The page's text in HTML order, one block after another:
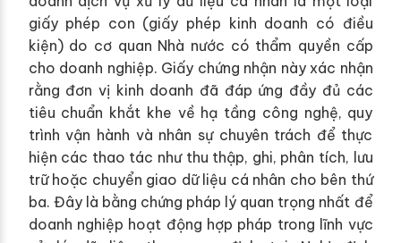
giấy phép con (giấy phép kinh doanh có điều
kiện) do cơ quan Nhà nước có thẩm quyền cấp
cho doanh nghiệp. Giấy chứng nhận này xác nhận
rằng đơn vị kinh doanh đã đáp ứng đầy đủ các
tiêu chuẩn khắt khe về hạ tầng công nghệ, quy
trình vận hành và nhân sự chuyên trách để thực
hiện các thao tác như thu thập, ghi, phân tích, lưu
trữ hoặc chuyển giao dữ liệu cá nhân cho bên thứ
ba. Đây là bằng chứng pháp lý quan trọng nhất để
doanh nghiệp hoạt động hợp pháp trong lĩnh vực